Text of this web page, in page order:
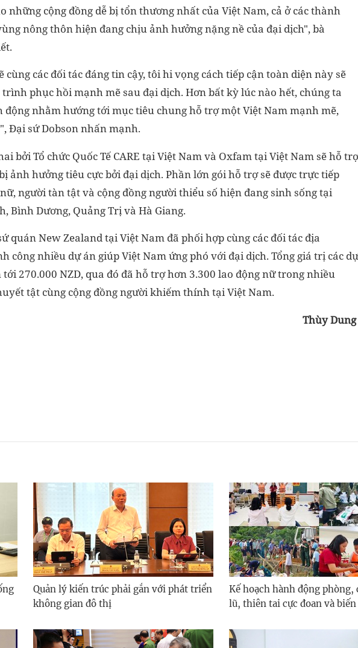
những cộng đồng dễ bị tổn thương nhất của Việt Nam, cả ở các thành
nông thôn hiện đang chịu ảnh hưởng nặng nề của đại dịch", bà
cùng các đối tác đáng tin cậy, tôi hi vọng cách tiếp cận toàn diện này sẽ
phục hồi mạnh mẽ sau đại dịch. Hơn bất kỳ lúc nào hết, chúng ta
động nhằm hướng tới mục tiêu chung hỗ trợ một Việt Nam mạnh mẽ,
Đại sứ Dobson nhấn mạnh.
bởi Tổ chức Quốc Tế CARE tại Việt Nam và Oxfam tại Việt Nam sẽ hỗ trợ
ảnh hưởng tiêu cực bởi đại dịch. Phần lớn gói hỗ trợ sẽ được trực tiếp
người tàn tật và cộng đồng người thiểu số hiện đang sinh sống tại
Bình Dương, Quảng Trị và Hà Giang.
quán New Zealand tại Việt Nam đã phối hợp cùng các đối tác địa
công nhiều dự án giúp Việt Nam ứng phó với đại dịch. Tổng giá trị các dự
270.000 NZD, qua đó đã hỗ trợ hơn 3.300 lao động nữ trong nhiều
tật cùng cộng đồng người khiếm thính tại Việt Nam.
Thùy Dung
Quản lý kiến trúc phải gắn với phát triển
không gian đô thị
Kế hoạch hành động phòng,
lũ, thiên tai cực đoan và